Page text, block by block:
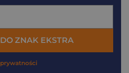
ZNAK EKSTRA